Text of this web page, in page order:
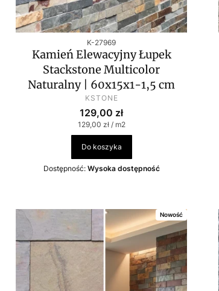
Kod produktu
K-27969
Kamień Elewacyjny Łupek
Stackstone Multicolor
Naturalny | 60x15x1-1,5 cm
PRODUCENT
KSTONE
Cena
129,00 zł
Cena jednostkowa
129,00 zł / m2
Do koszyka
Dostępność: Wysoka dostępność
Nowość